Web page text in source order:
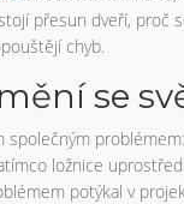
přesun dveří, proč
chyb.
se
ložnice
potýkal v